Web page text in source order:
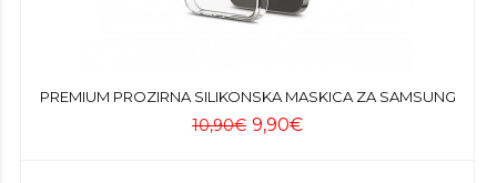
PREMIUM PROZIRNA SILIKONSKA MASKICA ZA SAMSUNG
10,90€ 9,90€